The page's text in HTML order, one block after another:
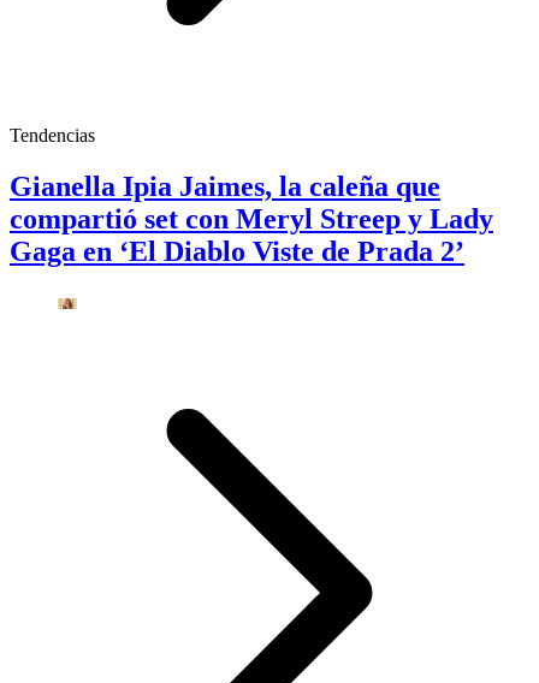
Tendencias
Gianella Ipia Jaimes, la caleña que
compartió set con Meryl Streep y Lady
Gaga en ‘El Diablo Viste de Prada 2’